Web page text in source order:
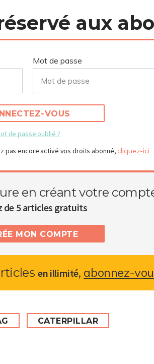
aux
Mot de passe
VOUS
de passe oublié ?
pas encore activé vos droits abonné, cliquez-ici
en créant votre
5 articles gratuits
MON COMPTE
en illimité, abonnez-
CATERPILLAR